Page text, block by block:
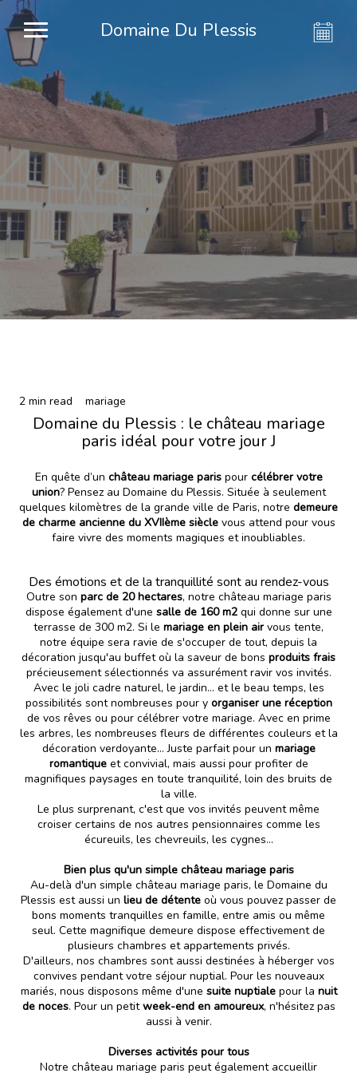
Domaine Du Plessis
2 min read mariage
Domaine du Plessis : le château mariage
paris idéal pour votre jour J
En quête d’un château mariage paris pourcélébrer votre
union? Pensez au Domaine du Plessis. Située à seulement
quelques kilomètres de la grande ville de Paris, notre demeure
de charme ancienne du XVIIème siècle vous attend pour vous
faire vivre des moments magiques et inoubliables.
Des émotions et de la tranquillité sont au rendez-vous
Outre son parc de 20 hectares, notre château mariage paris
dispose également d'une salle de 160 m2qui donne sur une
terrasse de 300 m2. Si le mariage en plein airvous tente,
notre équipe sera ravie de s'occuper de tout, depuis la
décoration jusqu'au buffet où la saveur de bons produits frais
précieusement sélectionnés va assurément ravir vos invités.
Avec le joli cadre naturel, le jardin... et le beau temps, les
possibilités sont nombreuses pour y organiser une réception
de vos rêves ou pour célébrer votre mariage. Avec en prime
les arbres, les nombreuses fleurs de différentes couleurs et la
décoration verdoyante... Juste parfait pour un mariage
romantiqueet convivial, mais aussi pour profiter de
magnifiques paysages en toute tranquilité, loin des bruits de
la ville.
Le plus surprenant, c'est que vos invités peuvent même
croiser certains de nos autres pensionnaires comme les
écureuils, les chevreuils, les cygnes...
Bien plus qu'un simple château mariage paris
Au-delà d'un simple château mariage paris, le Domaine du
Plessis est aussi un lieu de détente où vous pouvez passer de
bons moments tranquilles en famille, entre amis ou même
seul. Cette magnifique demeure dispose effectivement de
plusieurs chambres et appartements privés.
D'ailleurs, nos chambres sont aussi destinées à héberger vos
convives pendant votre séjour nuptial. Pour les nouveaux
mariés, nous disposons même d'une suite nuptialepour la nuit
de noces. Pour un petitweek-end en amoureux, n'hésitez pas
aussi à venir.
Diverses activités pour tous
Notre château mariage paris peut également accueillir